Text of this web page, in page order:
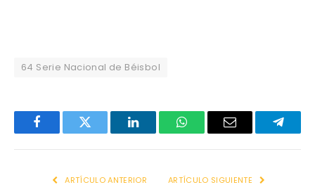
64 Serie Nacional de Béisbol
FacebookTwitter LinkedInWhatsAppEmail
ARTÍCULO ANTERIOR ARTÍCULO SIGUIENTE